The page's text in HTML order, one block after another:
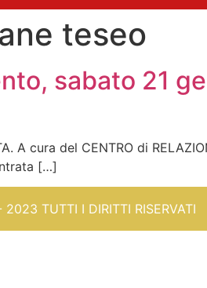
teseo
sabato 21
VIOLATA. A cura del
[…]
2023 TUTTI I DIRITTI RISERVATI